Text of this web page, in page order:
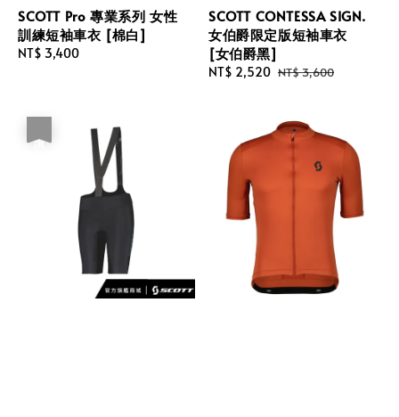
SCOTT Pro 專業系列 女性
訓練短袖車衣 [棉白]
Regular
NT$ 3,400
SCOTT CONTESSA SIGN.
女伯爵限定版短袖車衣
[女伯爵黑]
Sale
NT$ 2,520 Regular
NT$ 3,600